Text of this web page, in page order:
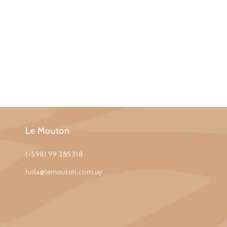
Le Mouton
(+598) 99 285318
hola@lemouton.com.uy